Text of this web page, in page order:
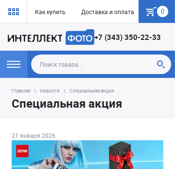
Как купить Доставка и оплата Гарантия
0
+7 (343) 350-22-33
Главная Новости Специальная акция
Специальная акция
21 января 2026